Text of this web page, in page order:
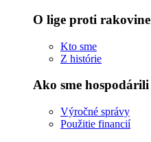
O lige proti rakovine
Kto sme
Z histórie
Ako sme hospodárili
Výročné správy
Použitie financií